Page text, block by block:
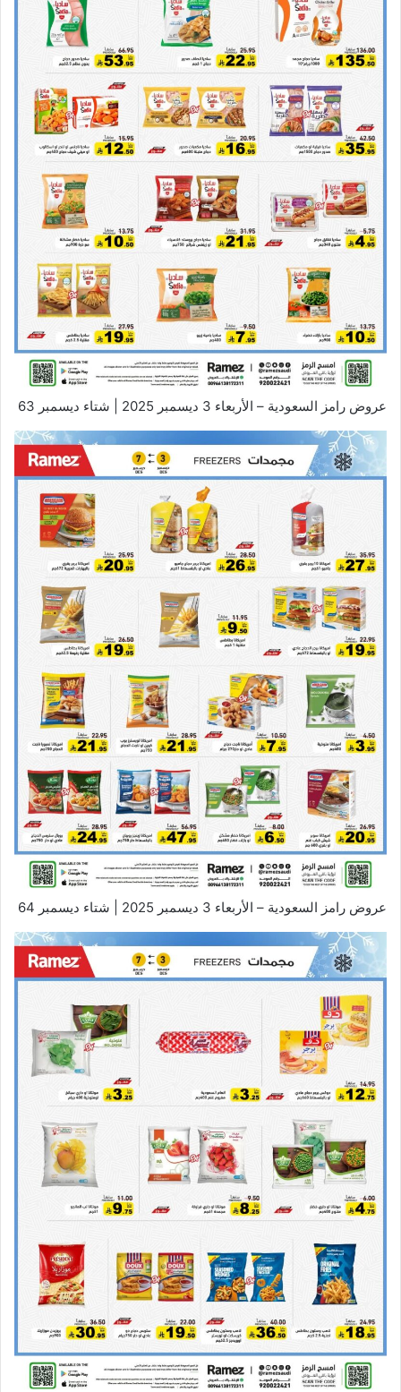
عروض رامز السعودية – الأربعاء 3 ديسمبر 2025 | شتاء ديسمبر 63
عروض رامز السعودية – الأربعاء 3 ديسمبر 2025 | شتاء ديسمبر 64